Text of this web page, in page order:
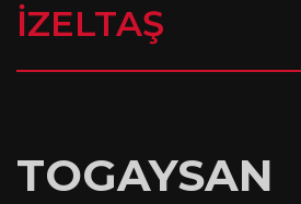
İZELTAŞ
TOGAYSAN